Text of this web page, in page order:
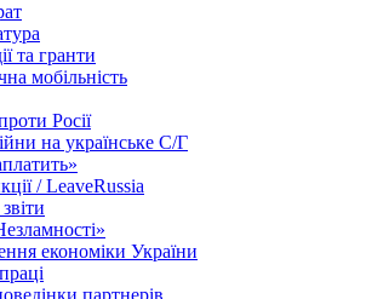
та гранти
мобільність
Росії
на українське С/Г
/ LeaveRussia
економіки України
партнерів